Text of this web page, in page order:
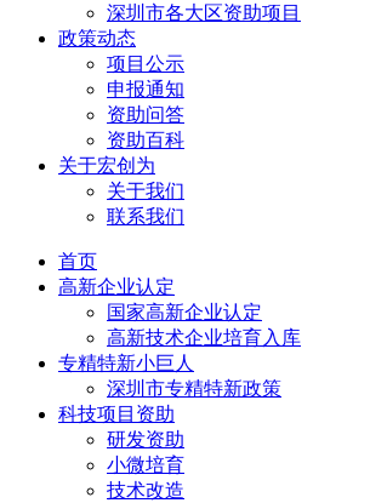
深圳市各大区资助项目
政策动态
项目公示
申报通知
资助问答
资助百科
关于宏创为
关于我们
联系我们
首页
高新企业认定
国家高新企业认定
高新技术企业培育入库
专精特新小巨人
深圳市专精特新政策
科技项目资助
研发资助
小微培育
技术改造